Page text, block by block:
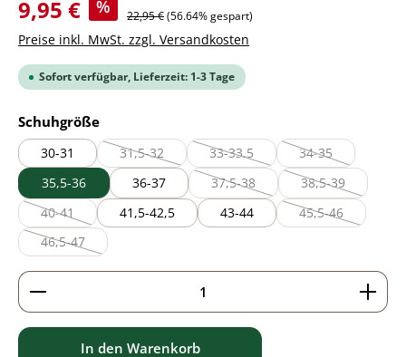
9,95 € % Regulärer Preis:
22,95 €(56.64% gespart)
Preise inkl. MwSt. zzgl. Versandkosten
Sofort verfügbar, Lieferzeit: 1-3 Tage
Schuhgrößeauswählen
30-31 31,5-32
(Diese Option ist zurzeit nicht verfügbar.)
33-33,5
(Diese Option ist zurzeit nicht
34-35
(Diese Option ist
35,5-36 36-37 37,5-38
(Diese Option ist zurzeit nicht
38,5-39
(Diese Option
40-41
(Diese Option ist zurzeit nicht verfügbar.)
41,5-42,5 43-44 45,5-46
(Diese Option
46,5-47
(Diese Option ist zurzeit nicht verfügbar.)
Produkt Anzahl: Gib den gewünschten Wert ein
In den Warenkorb